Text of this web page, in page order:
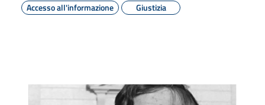
Accesso all'informazione
Giustizia